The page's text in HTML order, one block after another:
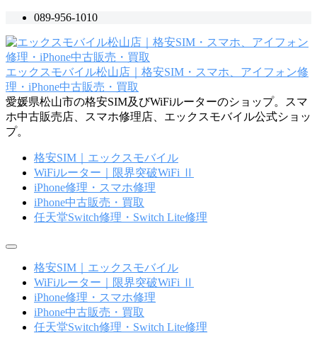
テ
ン
ツ
へ
ス
キ
ッ
089-956-1010
エックスモバイル松山店｜格安SIM・スマホ、アイフォン修
理・iPhone中古販売・買取
愛媛県松山市の格安SIM及びWiFiルーターのショップ。スマ
ホ中古販売店、スマホ修理店、エックスモバイル公式ショッ
プ。
格安SIM｜エックスモバイル
WiFiルーター｜限界突破WiFi Ⅱ
iPhone修理・スマホ修理
iPhone中古販売・買取
任天堂Switch修理・Switch Lite修理
メ
格安SIM｜エックスモバイル
WiFiルーター｜限界突破WiFi Ⅱ
iPhone修理・スマホ修理
iPhone中古販売・買取
任天堂Switch修理・Switch Lite修理